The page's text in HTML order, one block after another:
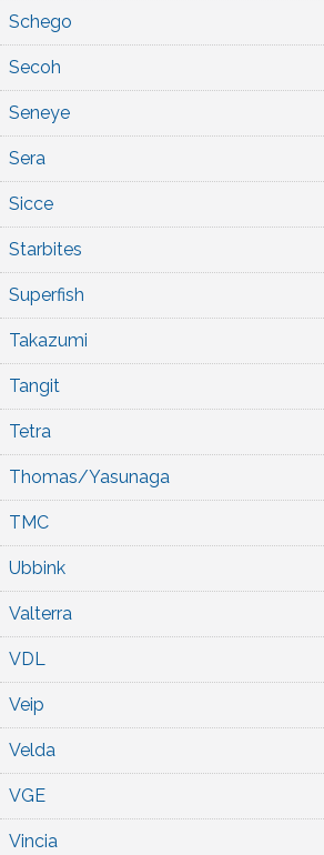
Schego
Secoh
Seneye
Sera
Sicce
Starbites
Superfish
Takazumi
Tangit
Tetra
Thomas/Yasunaga
TMC
Ubbink
Valterra
VDL
Veip
Velda
VGE
Vincia